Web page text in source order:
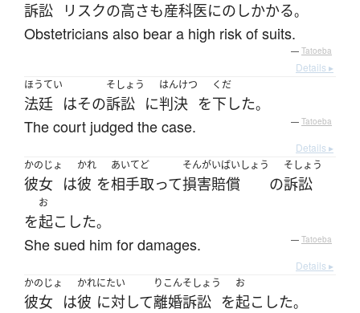
訴訟 リスクの高さも産科医にのしかかる。
Obstetricians also bear a high risk of suits.
— Tatoeba
Details ▸
ほうてい
法廷 はその
そしょう
訴訟 に
はんけつ
判決 を
くだ
下した。
The court judged the case. — Tatoeba
Details ▸
かのじょ
彼女 は
かれ
彼 を
あいてど
相手取って
そんがいばいしょう
損害賠償 の
そしょう
訴訟
を
お
起こした。
She sued him for damages. — Tatoeba
Details ▸
かのじょ
彼女 は
かれ
彼
にたい
に対して
りこんそしょう
離婚訴訟 を
お
起こした。